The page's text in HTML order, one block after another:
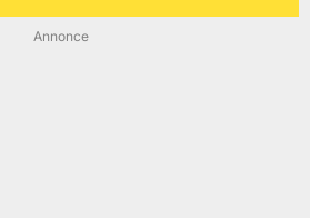
Annonce